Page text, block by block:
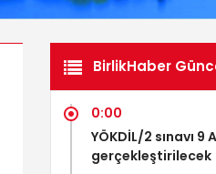
BirlikHaber
0:00
YÖKDİL/2 sınavı 9
gerçekleştirilecek